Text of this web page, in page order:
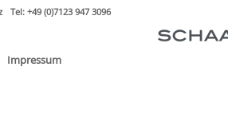
Tel: +49 (0)7123 947 3096
Impressum